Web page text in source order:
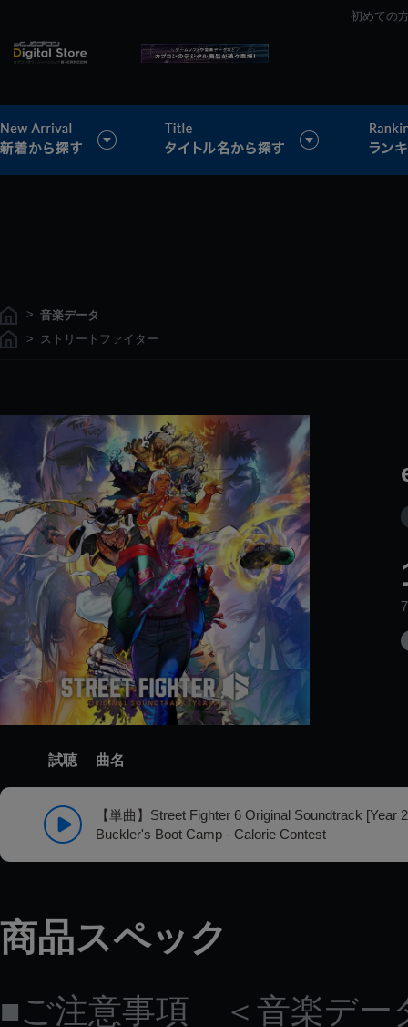
初めての
> 音楽データ
> ストリートファイター
試聴 曲名
【単曲】Street Fighter 6 Original Soundtrack [Year
Buckler's Boot Camp - Calorie Contest
商品スペック
■ご注意事項 ＜音楽デー